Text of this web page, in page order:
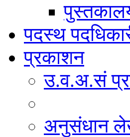
पदस्थ
प्रकाशन
उ.व.अ.सं
अनुसंधान